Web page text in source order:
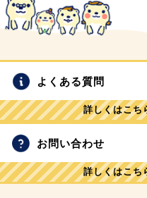
よくある質問
詳しくはこち
お問い合わせ
詳しくはこち